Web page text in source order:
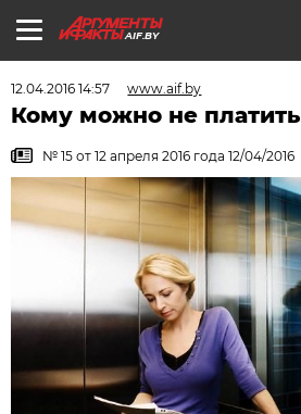
AIF.BY
12.04.2016 14:57 www.aif.by
Кому можно не
№ 15 от 12 апреля 2016 года 12/04/2016